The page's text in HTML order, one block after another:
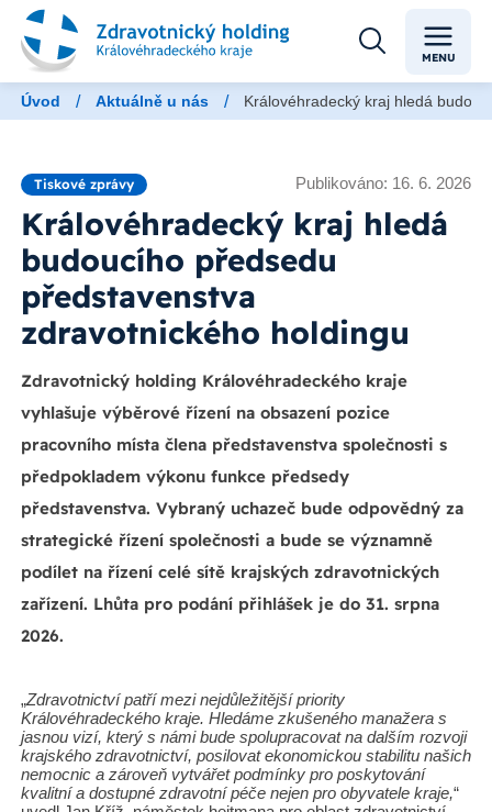
MENU
Úvod / Aktuálně u nás / Královéhradecký kraj hledá
Tiskové zprávy Publikováno: 16. 6. 2026
Královéhradecký kraj hledá
budoucího předsedu
představenstva
zdravotnického holdingu
Zdravotnický holding Královéhradeckého kraje
vyhlašuje výběrové řízení na obsazení pozice
pracovního místa člena představenstva společnosti s
předpokladem výkonu funkce předsedy
představenstva. Vybraný uchazeč bude odpovědný za
strategické řízení společnosti a bude se významně
podílet na řízení celé sítě krajských zdravotnických
zařízení. Lhůta pro podání přihlášek je do 31. srpna
2026.
„Zdravotnictví patří mezi nejdůležitější priority
Královéhradeckého kraje. Hledáme zkušeného manažera s
jasnou vizí, který s námi bude spolupracovat na dalším rozvoji
krajského zdravotnictví, posilovat ekonomickou stabilitu našich
nemocnic a zároveň vytvářet podmínky pro poskytování
kvalitní a dostupné zdravotní péče nejen pro obyvatele kraje,“